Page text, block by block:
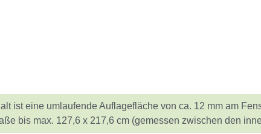
ist eine umlaufende Auflagefläche von ca. 12 mm am
bis max. 127,6 x 217,6 cm (gemessen zwischen den